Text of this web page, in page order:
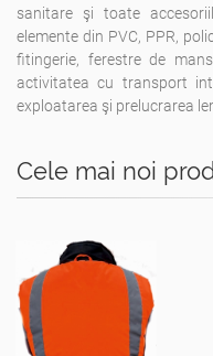
sanitare şi toate
elemente din PVC, PPR,
fitingerie, ferestre de
activitatea cu transport
exploatarea şi prelucrarea
Cele mai noi